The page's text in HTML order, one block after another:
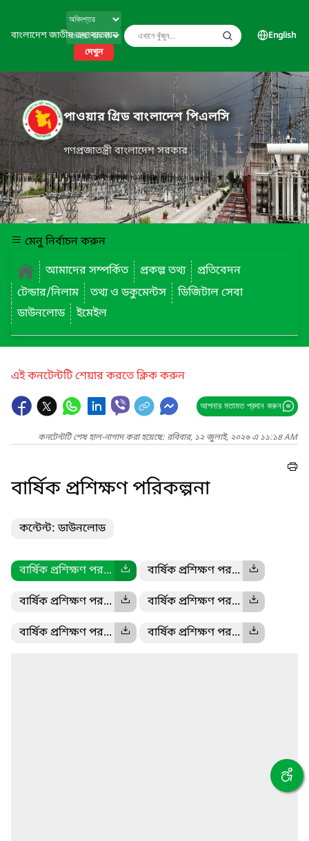
বাংলাদেশ জাতীয় তথ্য বাতায়ন
দেখুন
English
পাওয়ার গ্রিড বাংলাদেশ পিএলসি
গণপ্রজাতন্ত্রী বাংলাদেশ সরকার
মেনু নির্বাচন করুন
আমাদের সম্পর্কিত
প্রকল্প তথ্য
প্রতিবেদন
টেন্ডার/নিলাম
তথ্য ও ডকুমেন্টস
ডিজিটাল সেবা
ডাউনলোড
ইমেইল
এই কনটেন্টটি শেয়ার করতে ক্লিক করুন
আপনার মতামত প্রদান করুন
কনটেন্টটি শেষ হাল-নাগাদ করা হয়েছে: রবিবার, ১২ জুলাই, ২০২৬ এ ১১:১৪ AM
বার্ষিক প্রশিক্ষণ পরিকল্পনা
কন্টেন্ট: ডাউনলোড
বার্ষিক প্রশিক্ষণ পর... বার্ষিক প্রশিক্ষণ পর...
বার্ষিক প্রশিক্ষণ পর... বার্ষিক প্রশিক্ষণ পর...
বার্ষিক প্রশিক্ষণ পর... বার্ষিক প্রশিক্ষণ পর...